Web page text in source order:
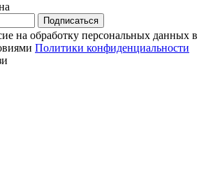
на обработку персональных данных в
Политики конфиденциальности